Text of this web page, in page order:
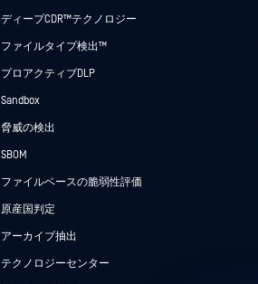
ディープCDR™テクノロジー
ファイルタイプ検出™
プロアクティブDLP
Sandbox
脅威の検出
SBOM
ファイルベースの脆弱性評価
原産国判定
アーカイブ抽出
テクノロジーセンター